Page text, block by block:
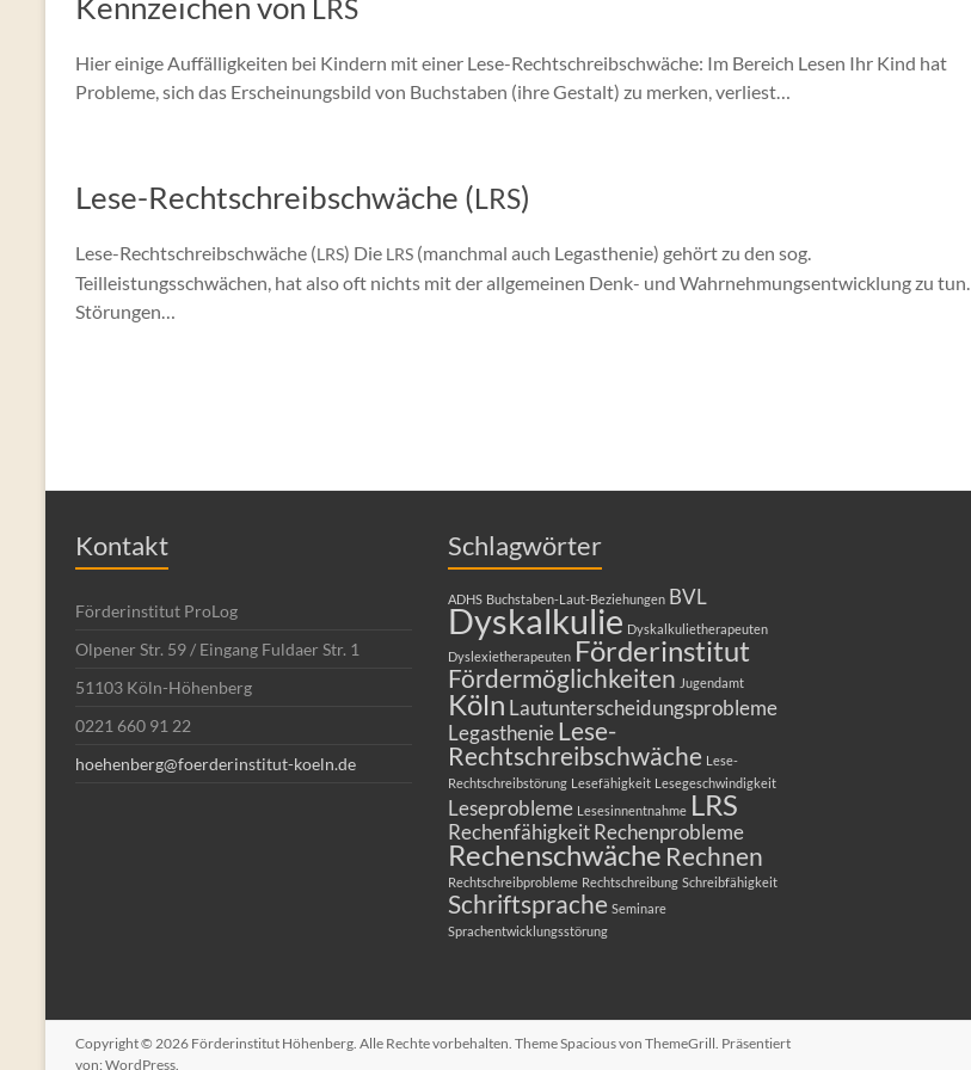
LRS
Hier einige Auffälligkeiten bei Kindern mit einer Lese-Rechtschreibschwäche: Im Bereich Lesen Ihr Kind hat
Probleme, sich das Erscheinungsbild von Buchstaben (ihre Gestalt) zu merken, verliest…
Lese-Rechtschreibschwäche (LRS)
Lese-Rechtschreibschwäche (LRS) Die LRS (manchmal auch Legasthenie) gehört zu den sog.
Teilleistungsschwächen, hat also oft nichts mit der allgemeinen Denk- und Wahrnehmungsentwicklung zu tun.
Störungen…
Kontakt
Förderinstitut ProLog
Olpener Str. 59 / Eingang Fuldaer Str. 1
51103 Köln-Höhenberg
0221 660 91 22
hoehenberg@foerderinstitut-koeln.de
Schlagwörter
ADHS Buchstaben-Laut-Beziehungen BVL
Dyskalkulie Dyskalkulietherapeuten
Dyslexietherapeuten Förderinstitut
Fördermöglichkeiten Jugendamt
Köln Lautunterscheidungsprobleme
LegasthenieLese-
Rechtschreibschwäche Lese-
Rechtschreibstörung Lesefähigkeit Lesegeschwindigkeit
Leseprobleme Lesesinnentnahme LRS
RechenfähigkeitRechenprobleme
Rechenschwäche Rechnen
Rechtschreibprobleme Rechtschreibung Schreibfähigkeit
Schriftsprache Seminare
Sprachentwicklungsstörung
Copyright © 2026 Förderinstitut Höhenberg. Alle Rechte vorbehalten. ThemeSpaciousvon ThemeGrill. Präsentiert
von: WordPress.